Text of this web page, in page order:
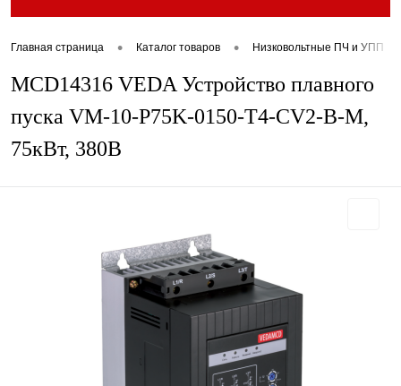
Главная страница • Каталог товаров • Низковольтные ПЧ и УПП
MCD14316 VEDA Устройство плавного
пуска VM-10-P75K-0150-T4-CV2-B-M,
75кВт, 380В